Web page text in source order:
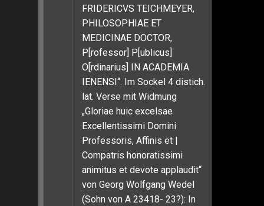
FRIDERICVS TEICHMEYER,
PHILOSOPHIAE ET
MEDICINAE DOCTOR,
P[rofessor] P[ublicus]
O[rdinarius] IN ACADEMIA
IENENSI“. Im Sockel 4 distich.
lat. Verse mit Widmung
„Gloriae huic excelsae
Excellentissimi Domini
Professoris, Affinis et |
Compatris honoratissimi
animitus et devote applaudit“
von Georg Wolfgang Wedel
(Sohn von A 23418- 23?): In